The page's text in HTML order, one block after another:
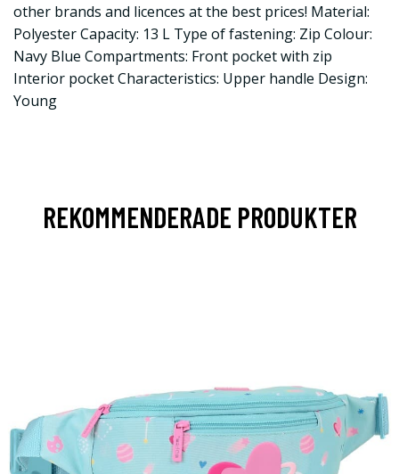
other brands and licences at the best prices! Material:
Polyester Capacity: 13 L Type of fastening: Zip Colour:
Navy Blue Compartments: Front pocket with zip
Interior pocket Characteristics: Upper handle Design:
Young
REKOMMENDERADE PRODUKTER